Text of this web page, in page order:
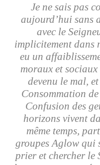
Je ne sais pas
aujourd’hui sans
avec le
implicitement dans
eu un
moraux et
devenu le mal,
Consommation
Confusion des
horizons vivent
même temps,
groupes Aglow qui
prier et chercher le